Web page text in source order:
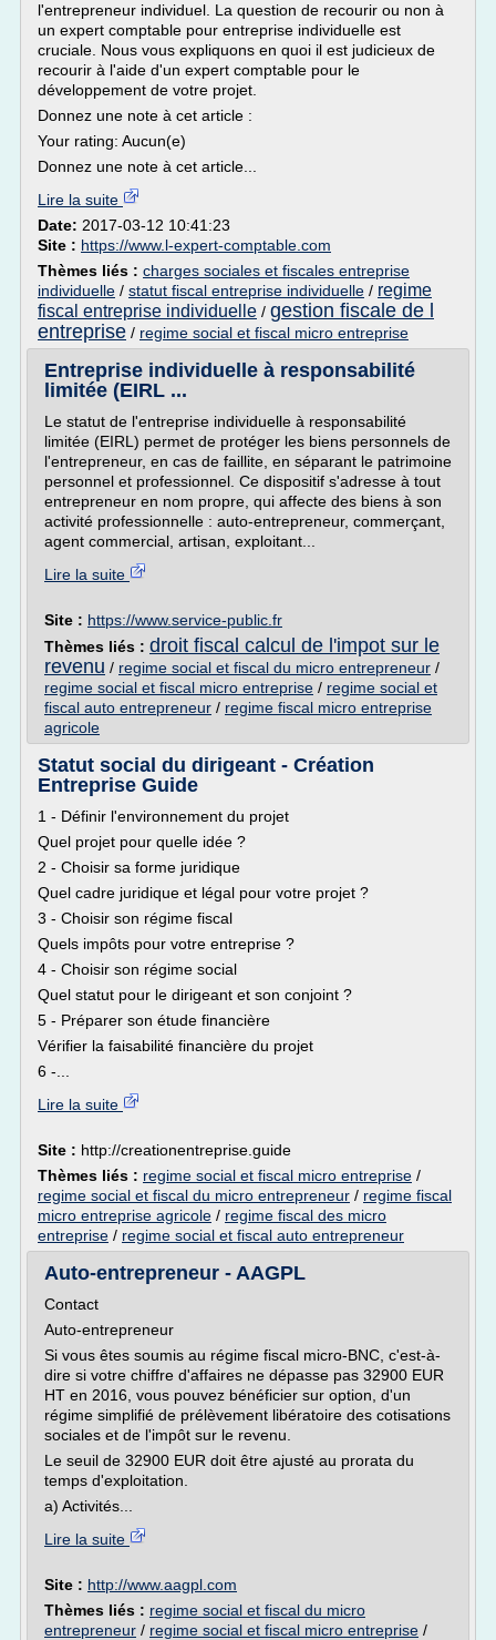
l'entrepreneur individuel. La question de recourir ou non à
un expert comptable pour entreprise individuelle est
cruciale. Nous vous expliquons en quoi il est judicieux de
recourir à l'aide d'un expert comptable pour le
développement de votre projet.
Donnez une note à cet article :
Your rating: Aucun(e)
Donnez une note à cet article...
Lire la suite
Date: 2017-03-12 10:41:23
Site : https://www.l-expert-comptable.com
Thèmes liés : charges sociales et fiscales entreprise
individuelle / statut fiscal entreprise individuelle / regime
fiscal entreprise individuelle / gestion fiscale de l
entreprise / regime social et fiscal micro entreprise
Entreprise individuelle à responsabilité
limitée (EIRL ...
Le statut de l'entreprise individuelle à responsabilité
limitée (EIRL) permet de protéger les biens personnels de
l'entrepreneur, en cas de faillite, en séparant le patrimoine
personnel et professionnel. Ce dispositif s'adresse à tout
entrepreneur en nom propre, qui affecte des biens à son
activité professionnelle : auto-entrepreneur, commerçant,
agent commercial, artisan, exploitant...
Lire la suite
Site : https://www.service-public.fr
Thèmes liés : droit fiscal calcul de l'impot sur le
revenu / regime social et fiscal du micro entrepreneur /
regime social et fiscal micro entreprise / regime social et
fiscal auto entrepreneur / regime fiscal micro entreprise
agricole
Statut social du dirigeant - Création
Entreprise Guide
1 - Définir l'environnement du projet
Quel projet pour quelle idée ?
2 - Choisir sa forme juridique
Quel cadre juridique et légal pour votre projet ?
3 - Choisir son régime fiscal
Quels impôts pour votre entreprise ?
4 - Choisir son régime social
Quel statut pour le dirigeant et son conjoint ?
5 - Préparer son étude financière
Vérifier la faisabilité financière du projet
6 -...
Lire la suite
Site : http://creationentreprise.guide
Thèmes liés : regime social et fiscal micro entreprise /
regime social et fiscal du micro entrepreneur / regime fiscal
micro entreprise agricole / regime fiscal des micro
entreprise / regime social et fiscal auto entrepreneur
Auto-entrepreneur - AAGPL
Contact
Auto-entrepreneur
Si vous êtes soumis au régime fiscal micro-BNC, c'est-à-
dire si votre chiffre d'affaires ne dépasse pas 32900 EUR
HT en 2016, vous pouvez bénéficier sur option, d'un
régime simplifié de prélèvement libératoire des cotisations
sociales et de l'impôt sur le revenu.
Le seuil de 32900 EUR doit être ajusté au prorata du
temps d'exploitation.
a) Activités...
Lire la suite
Site : http://www.aagpl.com
Thèmes liés : regime social et fiscal du micro
entrepreneur / regime social et fiscal micro entreprise /